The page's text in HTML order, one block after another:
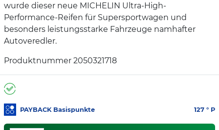
wurde dieser neue MICHELIN Ultra-High-
Performance-Reifen für Supersportwagen und
besonders leistungsstarke Fahrzeuge namhafter
Autoveredler.
Produktnummer 2050321718
PAYBACK Basispunkte 127 ° P